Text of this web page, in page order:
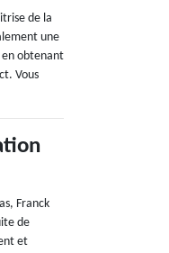
de la
une
en obtenant
Vous
Franck
de
et